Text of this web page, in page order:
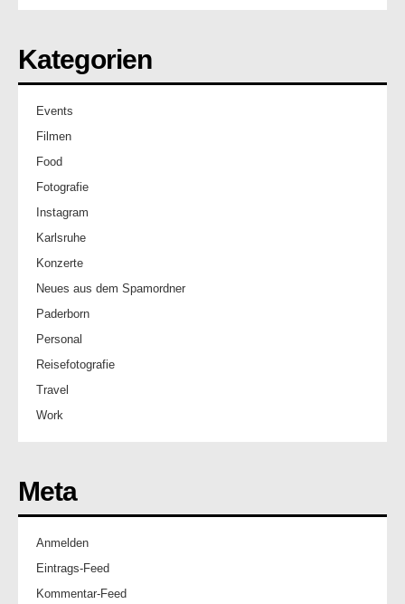
Kategorien
Events
Filmen
Food
Fotografie
Instagram
Karlsruhe
Konzerte
Neues aus dem Spamordner
Paderborn
Personal
Reisefotografie
Travel
Work
Meta
Anmelden
Eintrags-Feed
Kommentar-Feed